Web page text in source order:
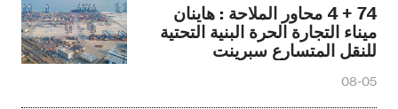
74 + 4 محاور الملاحة : هاينان
ميناء التجارة الحرة البنية التحتية
للنقل المتسارع سبرينت
08-05